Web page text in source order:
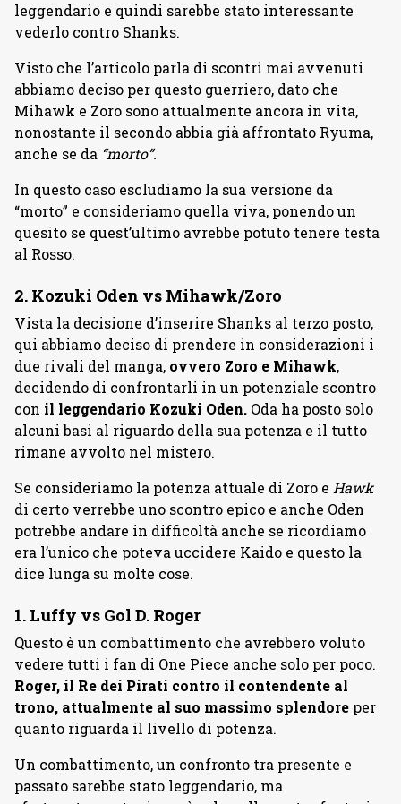
leggendario e quindi sarebbe stato interessante
vederlo contro Shanks.
Visto che l’articolo parla di scontri mai avvenuti
abbiamo deciso per questo guerriero, dato che
Mihawk e Zoro sono attualmente ancora in vita,
nonostante il secondo abbia già affrontato Ryuma,
anche se da “morto”.
In questo caso escludiamo la sua versione da
“morto” e consideriamo quella viva, ponendo un
quesito se quest’ultimo avrebbe potuto tenere testa
al Rosso.
2. Kozuki Oden vs Mihawk/Zoro
Vista la decisione d’inserire Shanks al terzo posto,
qui abbiamo deciso di prendere in considerazioni i
due rivali del manga, ovvero Zoro e Mihawk,
decidendo di confrontarli in un potenziale scontro
con il leggendario Kozuki Oden. Oda ha posto solo
alcuni basi al riguardo della sua potenza e il tutto
rimane avvolto nel mistero.
Se consideriamo la potenza attuale di Zoro e Hawk
di certo verrebbe uno scontro epico e anche Oden
potrebbe andare in difficoltà anche se ricordiamo
era l’unico che poteva uccidere Kaido e questo la
dice lunga su molte cose.
1. Luffy vs Gol D. Roger
Questo è un combattimento che avrebbero voluto
vedere tutti i fan di One Piece anche solo per poco.
Roger, il Re dei Pirati contro il contendente al
trono, attualmente al suo massimo splendore per
quanto riguarda il livello di potenza.
Un combattimento, un confronto tra presente e
passato sarebbe stato leggendario, ma